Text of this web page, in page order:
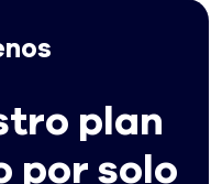
plan
por solo